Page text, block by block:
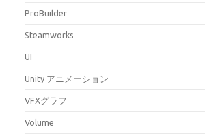
ProBuilder
Steamworks
UI
Unity アニメーション
VFXグラフ
Volume